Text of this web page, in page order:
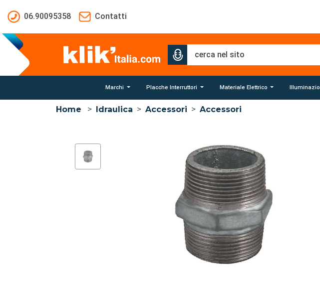
06.90095358
Contatti
Marchi Placche Interruttori Materiale Elettrico
Home > Idraulica > Accessori > Accessori